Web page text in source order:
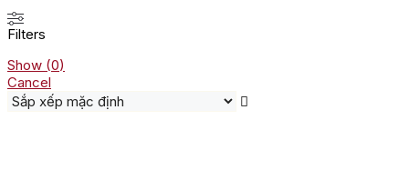
Filters
Show (0)
Cancel